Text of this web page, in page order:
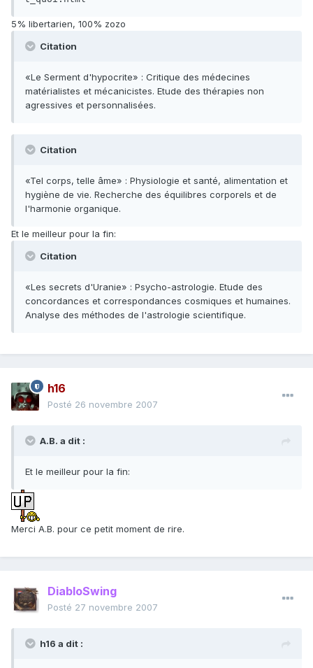
5% libertarien, 100% zozo
Citation
«Le Serment d'hypocrite» : Critique des médecines
matérialistes et mécanicistes. Etude des thérapies non
agressives et personnalisées.
Citation
«Tel corps, telle âme» : Physiologie et santé, alimentation et
hygiène de vie. Recherche des équilibres corporels et de
l'harmonie organique.
Et le meilleur pour la fin:
Citation
«Les secrets d'Uranie» : Psycho-astrologie. Etude des
concordances et correspondances cosmiques et humaines.
Analyse des méthodes de l'astrologie scientifique.
h16
Posté 26 novembre 2007
A.B. a dit :
Et le meilleur pour la fin:
Merci A.B. pour ce petit moment de rire.
DiabloSwing
Posté 27 novembre 2007
h16 a dit :